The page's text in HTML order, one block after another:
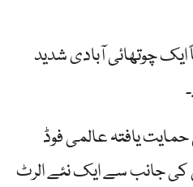
ایک چوتھائی آبادی شدید
حمایت یافتہ عالمی فوڈ
کی جانب سے ایک نئے الرٹ